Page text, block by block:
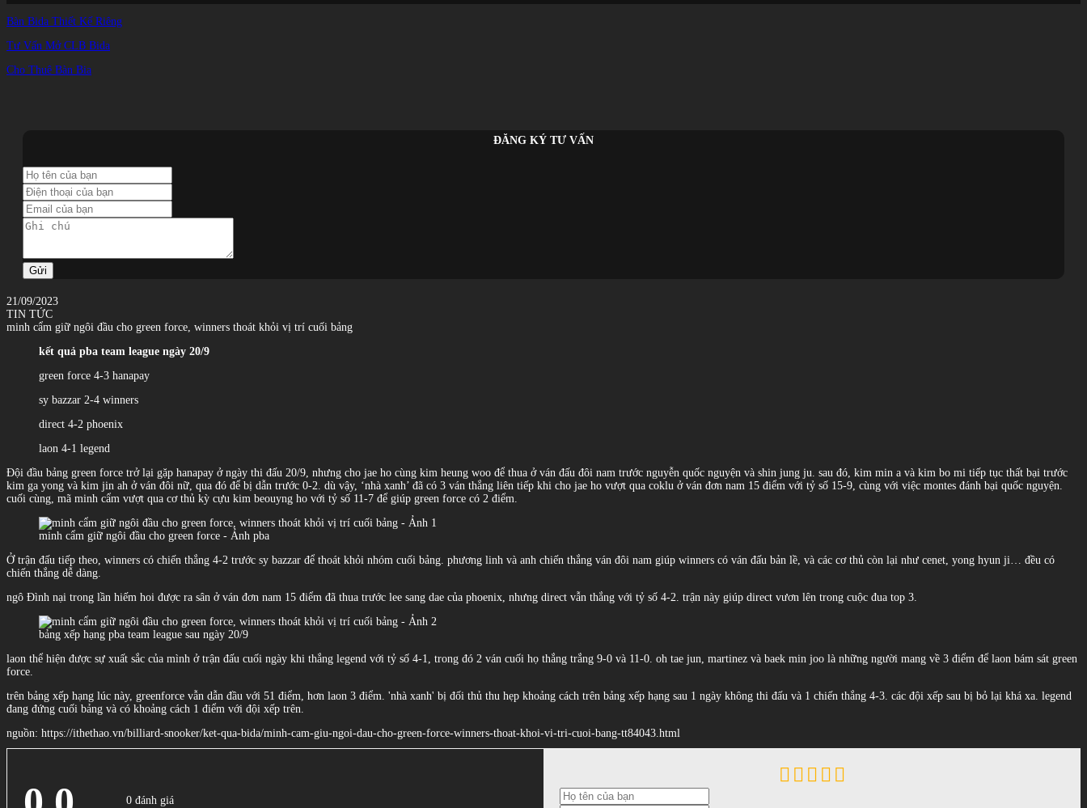
Bàn Bida Thiết Kế Riêng
Tư Vấn Mở CLB Bida
Cho Thuê Bàn Bia
ĐĂNG KÝ TƯ VẤN
Gửi
21/09/2023
TIN TỨC
minh cẩm giữ ngôi đầu cho green force, winners thoát khỏi vị trí cuối bảng
kết quả pba team league ngày 20/9
green force 4-3 hanapay
sy bazzar 2-4 winners
direct 4-2 phoenix
laon 4-1 legend
Đội đầu bảng green force trở lại gặp hanapay ở ngày thi đấu 20/9, nhưng cho jae ho cùng kim heung woo để thua ở ván đấu đôi nam trước nguyễn quốc nguyện và shin jung ju. sau đó, kim min a và kim bo mi tiếp tục thất bại trước
kim ga yong và kim jin ah ở ván đôi nữ, qua đó để bị dẫn trước 0-2. dù vậy, ‘nhà xanh’ đã có 3 ván thắng liên tiếp khi cho jae ho vượt qua coklu ở ván đơn nam 15 điểm với tỷ số 15-9, cùng với việc montes đánh bại quốc nguyện.
cuối cùng, mã minh cẩm vượt qua cơ thủ kỳ cựu kim beouyng ho với tỷ số 11-7 để giúp green force có 2 điểm.
minh cẩm giữ ngôi đầu cho green force - Ảnh pba
Ở trận đấu tiếp theo, winners có chiến thắng 4-2 trước sy bazzar để thoát khỏi nhóm cuối bảng. phương linh và anh chiến thắng ván đôi nam giúp winners có ván đấu bản lề, và các cơ thủ còn lại như cenet, yong hyun ji… đều có
chiến thắng dễ dàng.
ngô Đình nại trong lần hiếm hoi được ra sân ở ván đơn nam 15 điểm đã thua trước lee sang dae của phoenix, nhưng direct vẫn thắng với tỷ số 4-2. trận này giúp direct vươn lên trong cuộc đua top 3.
bảng xếp hạng pba team league sau ngày 20/9
laon thể hiện được sự xuất sắc của mình ở trận đấu cuối ngày khi thắng legend với tỷ số 4-1, trong đó 2 ván cuối họ thắng trắng 9-0 và 11-0. oh tae jun, martinez và baek min joo là những người mang về 3 điểm để laon bám sát green
force.
trên bảng xếp hạng lúc này, greenforce vẫn dẫn đầu với 51 điểm, hơn laon 3 điểm. 'nhà xanh' bị đối thủ thu hẹp khoảng cách trên bảng xếp hạng sau 1 ngày không thi đấu và 1 chiến thắng 4-3. các đội xếp sau bị bỏ lại khá xa. legend
đang đứng cuối bảng và có khoảng cách 1 điểm với đội xếp trên.
nguồn: https://ithethao.vn/billiard-snooker/ket-qua-bida/minh-cam-giu-ngoi-dau-cho-green-force-winners-thoat-khoi-vi-tri-cuoi-bang-tt84043.html
0 đánh giá